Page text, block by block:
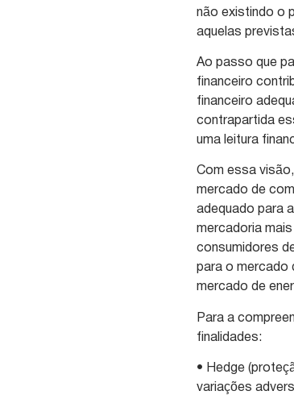
não existindo o
aquelas
Ao passo que
financeiro
financeiro
contrapartida
uma leitura
Com essa
mercado de
adequado para
mercadoria
consumidores
para o mercado
mercado de
Para a
finalidades:
• Hedge
variações